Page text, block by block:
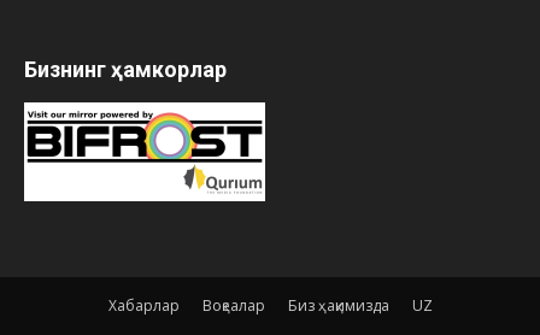
Бизнинг ҳамкорлар
Хабарлар Воқеалар Биз ҳақимизда UZ